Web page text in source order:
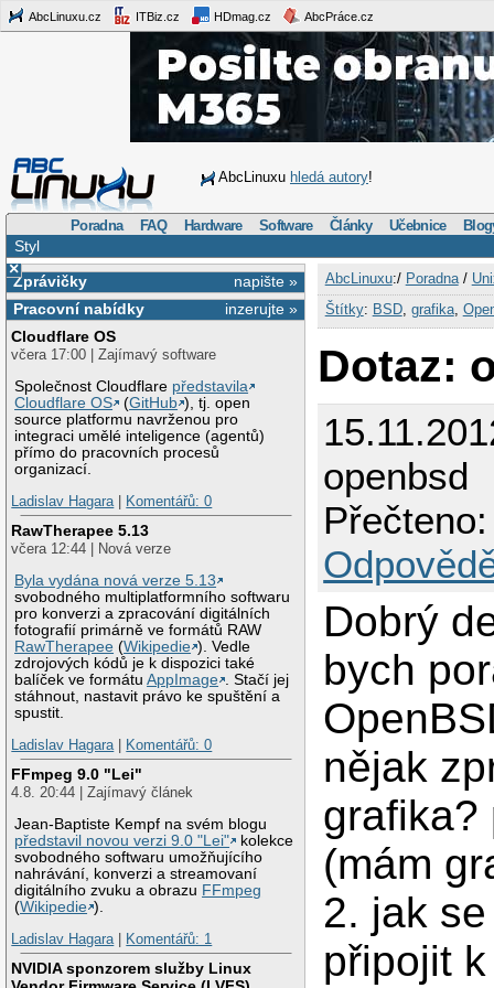
AbcLinuxu.cz ITBiz.cz HDmag.cz AbcPráce.cz
AbcLinuxu hledá autory!
Poradna FAQ Hardware Software Články Učebnice
Styl
×
napište »
Zprávičky
inzerujte »
Pracovní nabídky
Cloudflare OS
včera 17:00 | Zajímavý software
Společnost Cloudflare představila
Cloudflare OS
(GitHub ), tj. open
source platformu navrženou pro
integraci umělé inteligence (agentů)
přímo do pracovních procesů
organizací.
Ladislav Hagara| Komentářů: 0
RawTherapee 5.13
včera 12:44 | Nová verze
Byla vydána nová verze 5.13
svobodného multiplatformního softwaru
pro konverzi a zpracování digitálních
fotografií primárně ve formátů RAW
RawTherapee (Wikipedie ). Vedle
zdrojových kódů je k dispozici také
balíček ve formátuAppImage
. Stačí jej
stáhnout, nastavit právo ke spuštění a
spustit.
Ladislav Hagara| Komentářů: 0
FFmpeg 9.0 "Lei"
4.8. 20:44 | Zajímavý článek
Jean-Baptiste Kempf na svém blogu
představil novou verzi 9.0 "Lei"
kolekce
svobodného softwaru umožňujícího
nahrávání, konverzi a streamovaní
digitálního zvuku a obrazu FFmpeg
(Wikipedie ).
Ladislav Hagara| Komentářů: 1
NVIDIA sponzorem služby Linux
AbcLinuxu:/ Poradna/
Štítky: BSD, grafika,
Dotaz:
openbsd
Dobrý
bych
nějak
grafika?
(mám
2. jak
připojit